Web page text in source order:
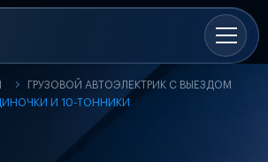
ГРУЗОВОЙ АВТОЭЛЕКТРИК С ВЫЕЗДОМ
И 10-ТОННИКИ